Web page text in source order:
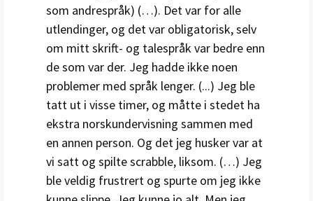
som andrespråk) (…). Det var for alle
utlendinger, og det var obligatorisk, selv
om mitt skrift- og talespråk var bedre enn
de som var der. Jeg hadde ikke noen
problemer med språk lenger. (...) Jeg ble
tatt ut i visse timer, og måtte i stedet ha
ekstra norskundervisning sammen med
en annen person. Og det jeg husker var at
vi satt og spilte scrabble, liksom. (…) Jeg
ble veldig frustrert og spurte om jeg ikke